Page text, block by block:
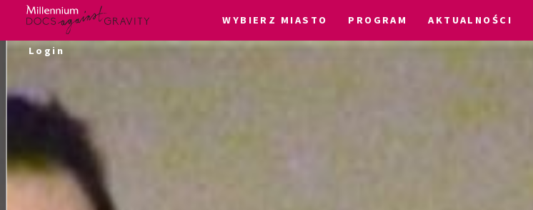
Skip
WYBIERZ MIASTO PROGRAM AKTUALNOŚCI
Login